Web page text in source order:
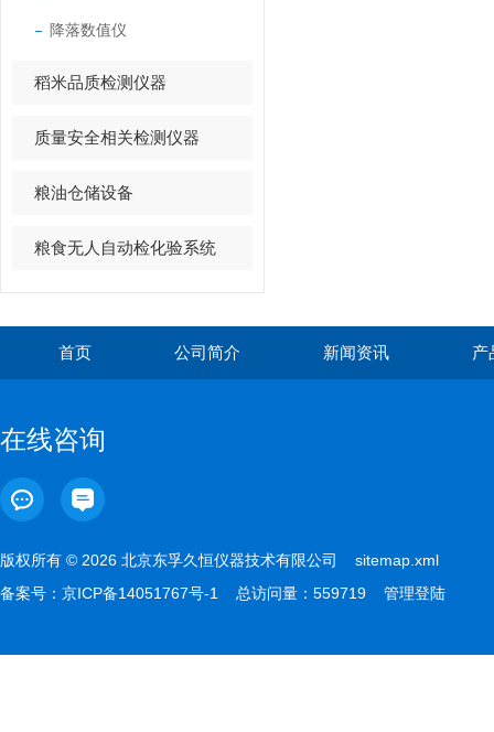
降落数值仪
稻米品质检测仪器
质量安全相关检测仪器
粮油仓储设备
粮食无人自动检化验系统
首页 公司简介 新闻资讯 产
在线咨询
版权所有 © 2026 北京东孚久恒仪器技术有限公司 sitemap.xml
备案号： 京ICP备14051767号-1 总访问量：559719 管理登陆